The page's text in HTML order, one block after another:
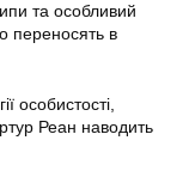
та особливий
переносять в
особистості,
Реан наводить